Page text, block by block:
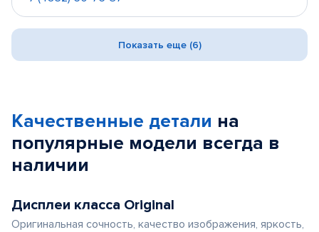
Показать еще (6)
Качественные детали на
популярные модели всегда в
наличии
Дисплеи класса Original
Оригинальная сочность, качество изображения, яркость,